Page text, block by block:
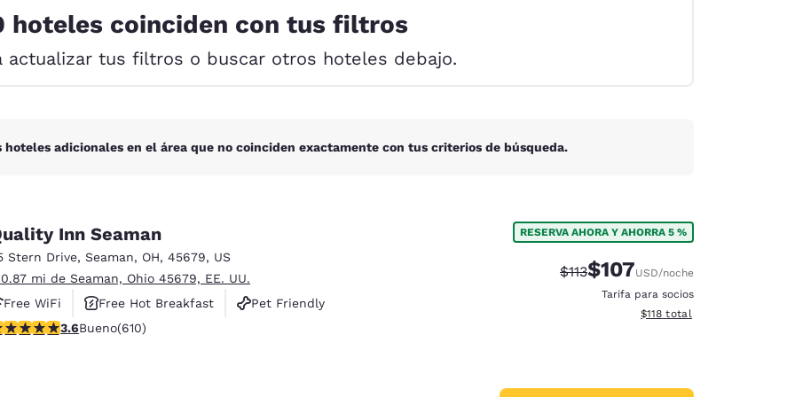
Español English
France France
hoteles coinciden con tus filtros
actualizar tus filtros o buscar otros hoteles debajo.
adicionales en el área que no coinciden exactamente con tus criterios de búsqueda.
Inn Seaman
Stern Drive, Seaman, OH, 45679, US
0.87 mi de Seaman, Ohio 45679, EE. UU.
Free WiFi
Free Hot Breakfast
Pet Friendly
de 3.58 estrellas. Bueno. 610 reseñas
3.6Bueno(610)
RESERVA AHORA Y AHORRA 5 %
Precio tachado:
$113Precio con descuento:
$107USD/noche
Tarifa para socios
Ver detalles del total
$118 total